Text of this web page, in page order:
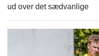
ud over det sædvanlige